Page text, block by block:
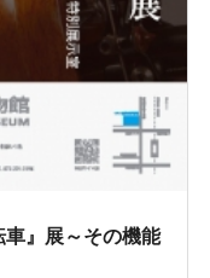
』展～その機能